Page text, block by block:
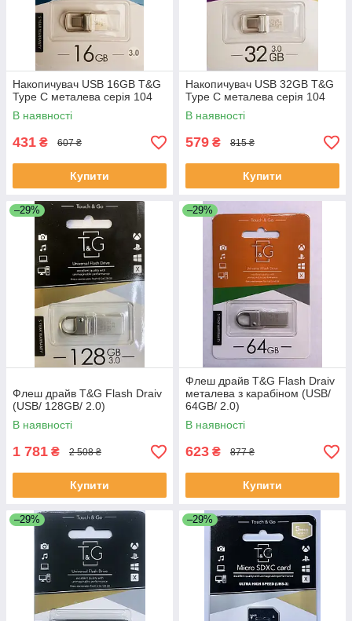
Накопичувач USB 16GB T&G
Type C металева серія 104
В наявності
431 ₴ 607 ₴
Купити
Накопичувач USB 32GB T&G
Type C металева серія 104
В наявності
579 ₴ 815 ₴
Купити
–29%
Флеш драйв T&G Flash Draiv
(USB/ 128GB/ 2.0)
В наявності
1 781 ₴ 2 508 ₴
Купити
–29%
Флеш драйв T&G Flash Draiv
металева з карабiном (USB/
64GB/ 2.0)
В наявності
623 ₴ 877 ₴
Купити
–29% –29%